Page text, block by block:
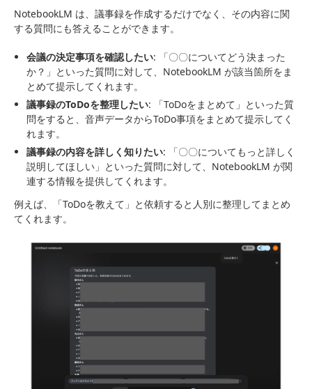
NotebookLM は、議事録を作成するだけでなく、その内容に関
する質問にも答えることができます。
会議の決定事項を確認したい: 「〇〇についてどう決まった
か？」といった質問に対して、NotebookLM が該当箇所をま
とめて提示してくれます。
議事録のToDoを整理したい: 「ToDoをまとめて」といった質
問をすると、音声データからToDo事項をまとめて提示してく
れます。
議事録の内容を詳しく知りたい: 「〇〇についてもっと詳しく
説明してほしい」といった質問に対して、NotebookLM が関
連する情報を提供してくれます。
例えば、「ToDoを教えて」と依頼すると人別に整理してまとめ
てくれます。